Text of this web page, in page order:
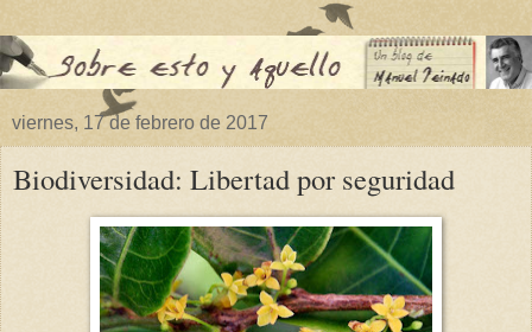
viernes, 17 de febrero de 2017
Biodiversidad: Libertad por seguridad